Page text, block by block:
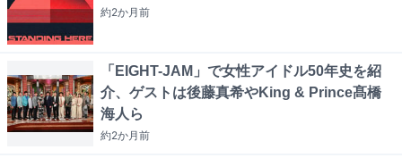
約2か月前
「EIGHT-JAM」で女性アイドル50年史を紹
介、ゲストは後藤真希やKing & Prince髙橋
海人ら
約2か月前